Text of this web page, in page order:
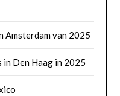
Amsterdam van 2025
in Den Haag in 2025